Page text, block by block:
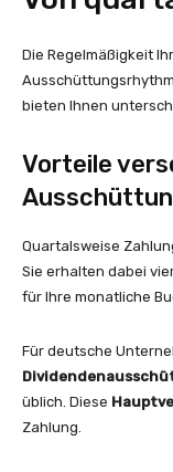
Die Regelmäßigkeit
bieten Ihnen
Vorteile
Quartalsweise
Sie erhalten dabei
für Ihre monatliche
Für deutsche
üblich. Diese
Zahlung.